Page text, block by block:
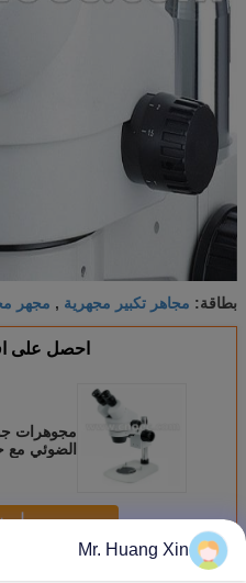
بطاقة: مجاهر تكبير مجهرية , مجهر
احصل على
مجوهرات
Mr. Huang Xin